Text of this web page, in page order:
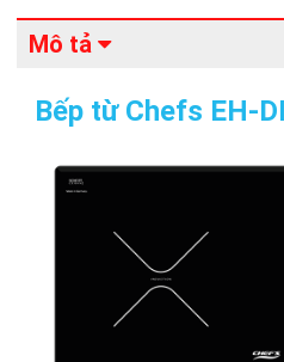
Mô tả
Bếp từ Chefs EH-